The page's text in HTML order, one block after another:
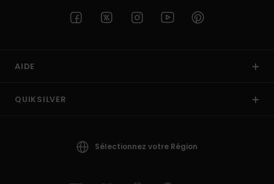
AIDE
QUIKSILVER
Sélectionnez votre Région